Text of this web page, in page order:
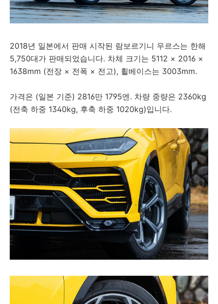
2018년 일본에서 판매 시작된 람보르기니 우르스는 한해
5,750대가 판매되었습니다. 차체 크기는 5112 × 2016 ×
1638mm (전장 × 전폭 × 전고), 휠베이스는 3003mm.
가격은 (일본 기준) 2816만 1795엔. 차량 중량은 2360kg
(전축 하중 1340kg, 후축 하중 1020kg)입니다.